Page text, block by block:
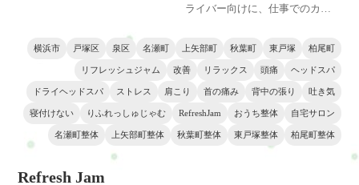
対策・改善方法とは？
ライバー向けに、仕事でのカラ
を解説。正しい姿勢、ストレッ
す。
横浜市 戸塚区 泉区 名瀬町 上矢部町 秋葉町 東戸塚 柏尾町
リフレッシュジャム 改善 リラックス 頭痛 ヘッドスパ
ドライヘッドスパ ストレス 肩こり 首の痛み 背中の張り 吐き気
寝付けない りふれっしゅじゃむ RefreshJam おうち整体 自宅サロン
名瀬町整体 上矢部町整体 秋葉町整体 東戸塚整体 柏尾町整体
Refresh Jam